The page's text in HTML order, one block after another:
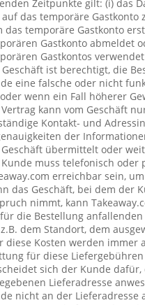
Zeitpunkte gilt: (i) das
auf das temporäre Gastkonto
das temporäre Gastkonto
Gastkonto abmeldet
Gastkontos
Geschäft ist berechtigt, die
eine falsche oder nicht
wenn ein Fall höherer
Vertrag kann vom Geschäft
Kontakt- und
der
übermittelt oder
Kunde muss telefonisch oder
erreichbar sein,
das Geschäft, bei dem der
nimmt, kann
die Bestellung
dem Standort, dem
diese Kosten werden immer
für diese
sich der Kunde
Lieferadresse
nicht an der Lieferadresse